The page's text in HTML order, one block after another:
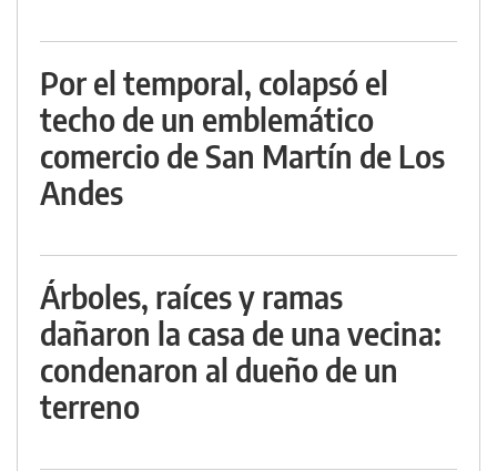
Por el temporal, colapsó el
techo de un emblemático
comercio de San Martín de Los
Andes
Árboles, raíces y ramas
dañaron la casa de una vecina:
condenaron al dueño de un
terreno